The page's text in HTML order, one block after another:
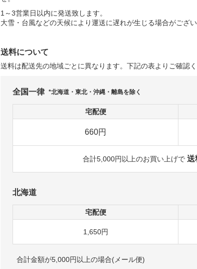
1～3営業日以内に発送致します。
大雪・台風などの天候により運送に遅れが生じる場合がござ
送料について
送料は配送先の地域ごとに異なります。下記の表よりご確認
全国一律 *北海道・東北・沖縄・離島を除く
宅配便
660円
合計5,000円以上のお買い上げで 送
北海道
宅配便
1,650円
合計金額が5,000円以上の場合(メール便)